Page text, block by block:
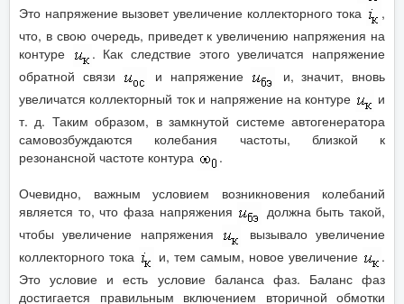
Это напряжение вызовет увеличение коллекторного тока
,
что, в свою очередь, приведет к увеличению напряжения на
контуре
. Как следствие этого увеличатся напряжение
обратной связи
и напряжение
и, значит, вновь
увеличатся коллекторный ток и напряжение на контуре
и
т. д. Таким образом, в замкнутой системе автогенератора
самовозбуждаются колебания частоты, близкой к
резонансной частоте контура
.
Очевидно, важным условием возникновения колебаний
является то, что фаза напряжения
должна быть такой,
чтобы увеличение напряжения
вызывало увеличение
коллекторного тока
и, тем самым, новое увеличение
.
Это условие и есть условие баланса фаз. Баланс фаз
достигается правильным включением вторичной обмотки